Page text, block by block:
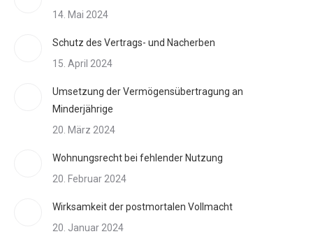
14. Mai 2024
Schutz des Vertrags- und Nacherben
15. April 2024
Umsetzung der Vermögensübertragung an
Minderjährige
20. März 2024
Wohnungsrecht bei fehlender Nutzung
20. Februar 2024
Wirksamkeit der postmortalen Vollmacht
20. Januar 2024